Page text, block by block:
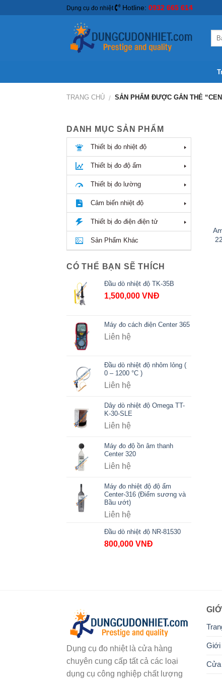
Dụng cụ đo nhiệt Hotline: 0932 665 614
TRANG CHỦ / SẢN PHẨM ĐƯỢC GẮN THẺ
DANH MỤC SẢN PHẨM
Thiết bị đo nhiệt độ
Thiết bị đo độ ẩm
Thiết bị đo lường
Cảm biến nhiệt độ
Thiết bị đo điện điện tử
Sản Phẩm Khác
CÓ THỂ BẠN SẼ THÍCH
Đầu dò nhiệt độ TK-35B
1,500,000 VNĐ
Máy đo cách điện Center 365
Liên hệ
Đầu dò nhiệt độ nhôm lỏng (
0 – 1200 °C )
Liên hệ
Dây dò nhiệt độ Omega TT-
K-30-SLE
Liên hệ
Máy đo độ ồn âm thanh
Center 320
Liên hệ
Máy đo nhiệt độ độ ẩm
Center-316 (Điểm sương và
Bầu ướt)
Liên hệ
Đầu dò nhiệt độ NR-81530
800,000 VNĐ
Dụng cụ đo nhiệt là cửa hàng
chuyên cung cấp tất cả các loại
dụng cụ công nghiệp chất lượng
Giới
Cửa